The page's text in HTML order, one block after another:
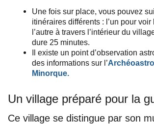
Une fois sur place, vous pouvez
itinéraires différents : l’un pour voir
l’autre à travers l’intérieur du
dure 25 minutes.
Il existe un point d’observation
des informations sur l’
Minorque.
Un village préparé pour la
Ce village se distingue par son